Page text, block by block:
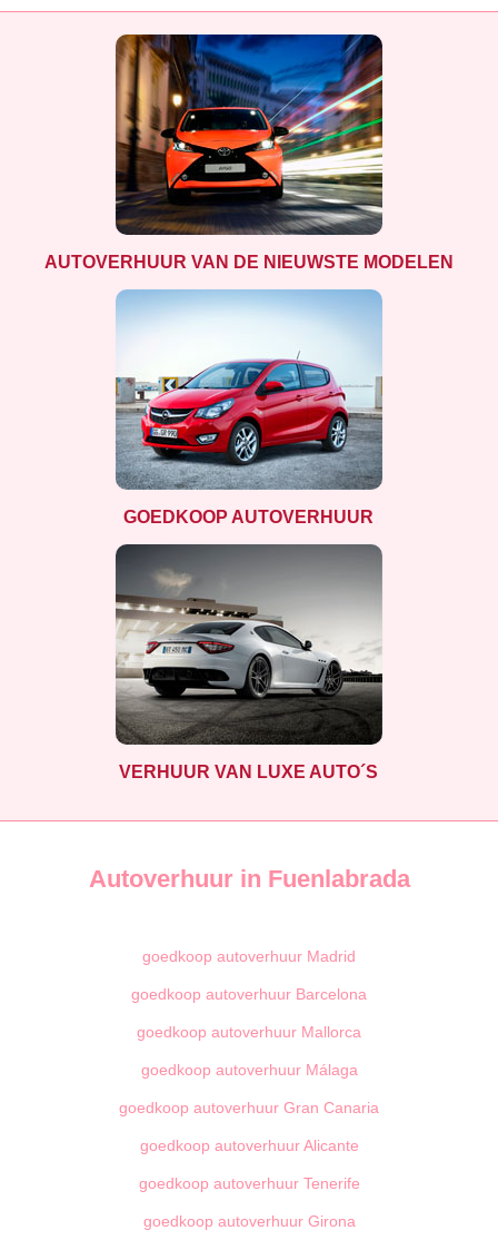
AUTOVERHUUR VAN DE NIEUWSTE MODELEN
GOEDKOOP AUTOVERHUUR
VERHUUR VAN LUXE AUTO´S
Autoverhuur in Fuenlabrada
goedkoop autoverhuur Madrid
goedkoop autoverhuur Barcelona
goedkoop autoverhuur Mallorca
goedkoop autoverhuur Málaga
goedkoop autoverhuur Gran Canaria
goedkoop autoverhuur Alicante
goedkoop autoverhuur Tenerife
goedkoop autoverhuur Girona